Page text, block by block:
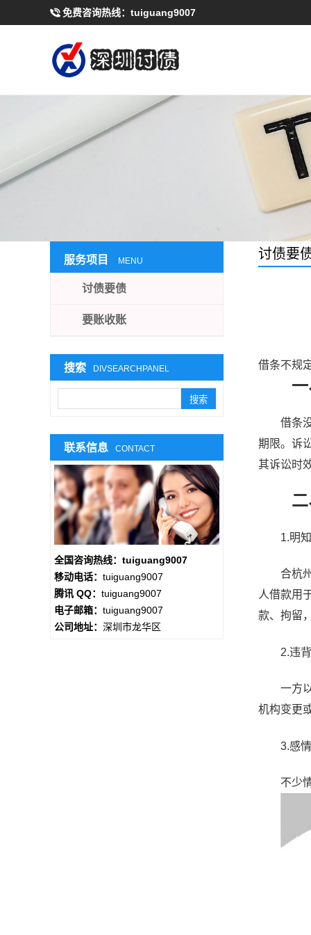
免费咨询热线： tuiguang9007
讨债要
借条不规
一、
借条没
期限。诉
其诉讼时
二、
1.明知
合杭州
人借款用
款、拘留
2.违背
一方以
机构变更
3.感情
不少情
服务项目 MENU
讨债要债
要账收账
搜索 DIVSEARCHPANEL
联系信息 CONTACT
全国咨询热线：tuiguang9007
移动电话： tuiguang9007
腾讯 QQ： tuiguang9007
电子邮箱： tuiguang9007
公司地址： 深圳市龙华区